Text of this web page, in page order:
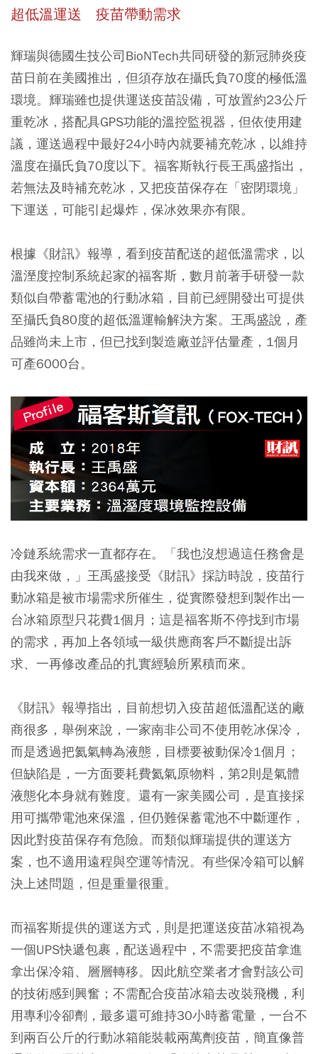
超低溫運送 疫苗帶動需求
輝瑞與德國生技公司BioNTech共同研發的新冠肺炎疫
苗日前在美國推出，但須存放在攝氏負70度的極低溫
環境。輝瑞雖也提供運送疫苗設備，可放置約23公斤
重乾冰，搭配具GPS功能的溫控監視器，但依使用建
議，運送過程中最好24小時內就要補充乾冰，以維持
溫度在攝氏負70度以下。福客斯執行長王禹盛指出，
若無法及時補充乾冰，又把疫苗保存在「密閉環境」
下運送，可能引起爆炸，保冰效果亦有限。
根據《財訊》報導，看到疫苗配送的超低溫需求，以
溫溼度控制系統起家的福客斯，數月前著手研發一款
類似自帶蓄電池的行動冰箱，目前已經開發出可提供
至攝氏負80度的超低溫運輸解決方案。王禹盛說，產
品雖尚未上市，但已找到製造廠並評估量產，1個月
可產6000台。
冷鏈系統需求一直都存在。「我也沒想過這任務會是
由我來做，」王禹盛接受《財訊》採訪時說，疫苗行
動冰箱是被市場需求所催生，從實際發想到製作出一
台冰箱原型只花費1個月；這是福客斯不停找到市場
的需求，再加上各領域一級供應商客戶不斷提出訴
求、一再修改產品的扎實經驗所累積而來。
《財訊》報導指出，目前想切入疫苗超低溫配送的廠
商很多，舉例來說，一家南非公司不使用乾冰保冷，
而是透過把氦氣轉為液態，目標要被動保冷1個月；
但缺陷是，一方面要耗費氦氣原物料，第2則是氣體
液態化本身就有難度。還有一家美國公司，是直接採
用可攜帶電池來保溫，但仍難保蓄電池不中斷運作，
因此對疫苗保存有危險。而類似輝瑞提供的運送方
案，也不適用遠程與空運等情況。有些保冷箱可以解
決上述問題，但是重量很重。
而福客斯提供的運送方式，則是把運送疫苗冰箱視為
一個UPS快遞包裹，配送過程中，不需要把疫苗拿進
拿出保冷箱、層層轉移。因此航空業者才會對該公司
的技術感到興奮；不需配合疫苗冰箱去改裝飛機，利
用專利冷卻劑，最多還可維持30小時蓄電量，一台不
到兩百公斤的行動冰箱能裝載兩萬劑疫苗，簡直像普